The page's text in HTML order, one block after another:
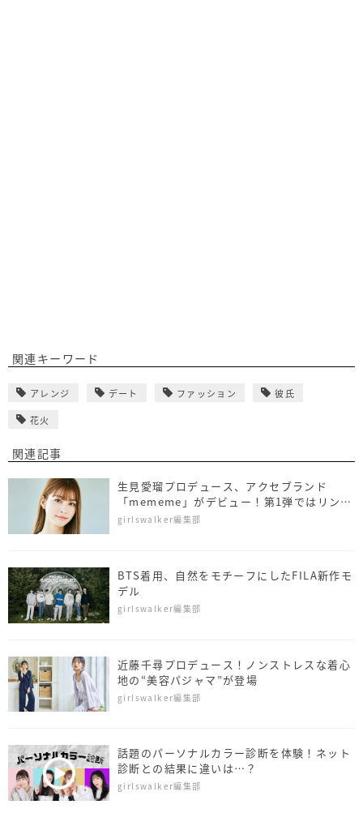
関連キーワード
アレンジ デート ファッション 彼氏
花火
関連記事
生見愛瑠プロデュース、アクセブランド
「mememe」がデビュー！第1弾ではリング
など25アイテムを発売
girlswalker編集部
BTS着用、自然をモチーフにしたFILA新作モ
デル
girlswalker編集部
近藤千尋プロデュース！ノンストレスな着心
地の“美容パジャマ”が登場
girlswalker編集部
話題のパーソナルカラー診断を体験！ネット
診断との結果に違いは…？
girlswalker編集部